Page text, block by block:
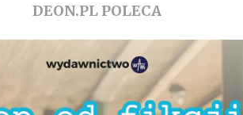
DEON.PL POLECA